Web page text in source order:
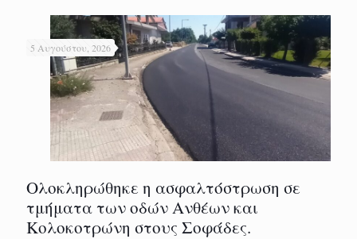
5 Αυγούστου, 2026
Ολοκληρώθηκε η ασφαλτόστρωση σε
τμήματα των οδών Ανθέων και
Κολοκοτρώνη στους Σοφάδες.